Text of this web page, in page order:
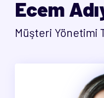
Ecem
Müşteri Yönetimi